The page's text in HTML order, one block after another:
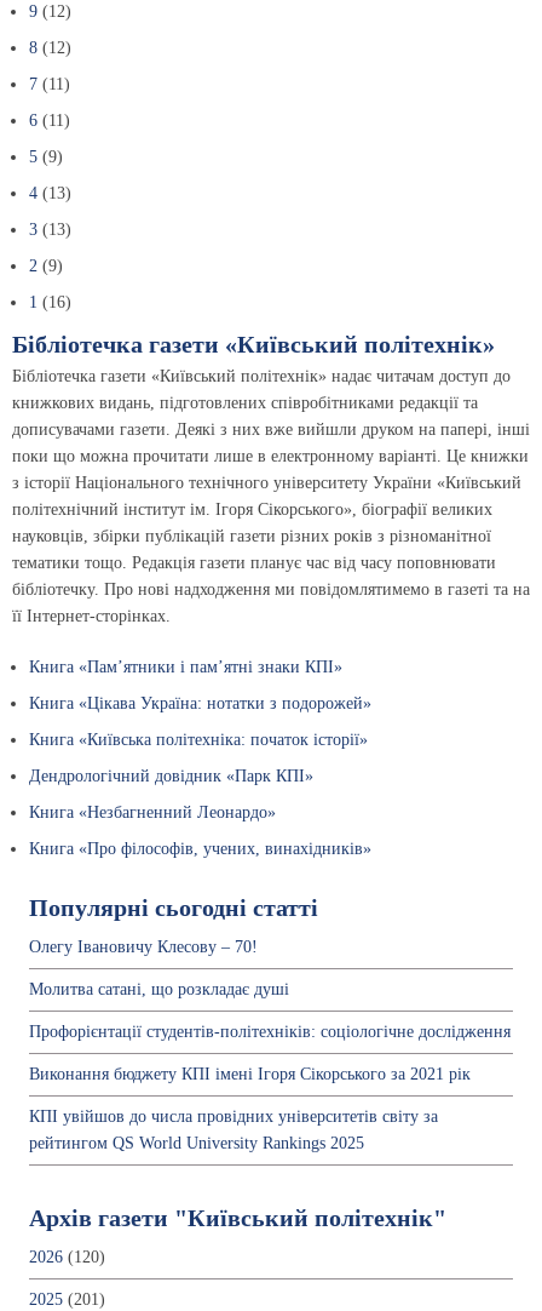
9 (12)
8 (12)
7 (11)
6 (11)
5 (9)
4 (13)
3 (13)
2 (9)
1 (16)
Бібліотечка газети «Київський політехнік»
Бібліотечка газети «Київський політехнік» надає читачам доступ до
книжкових видань, підготовлених співробітниками редакції та
дописувачами газети. Деякі з них вже вийшли друком на папері, інші
поки що можна прочитати лише в електронному варіанті. Це книжки
з історії Національного технічного університету України «Київський
політехнічний інститут ім. Ігоря Сікорського», біографії великих
науковців, збірки публікацій газети різних років з різноманітної
тематики тощо. Редакція газети планує час від часу поповнювати
бібліотечку. Про нові надходження ми повідомлятимемо в газеті та на
її Інтернет-сторінках.
Книга «Пам’ятники і пам’ятні знаки КПІ»
Книга «Цікава Україна: нотатки з подорожей»
Книга «Київська політехніка: початок історії»
Дендрологічний довідник «Парк КПІ»
Книга «Незбагненний Леонардо»
Книга «Про філософів, учених, винахідників»
Популярні сьогодні статті
Олегу Івановичу Клесову – 70!
Молитва сатані, що розкладає душі
Профорієнтації студентів-політехніків: соціологічне дослідження
Виконання бюджету КПІ імені Ігоря Сікорського за 2021 рік
КПІ увійшов до числа провідних університетів світу за
рейтингом QS World University Rankings 2025
Архів газети "Київський політехнік"
2026 (120)
2025 (201)